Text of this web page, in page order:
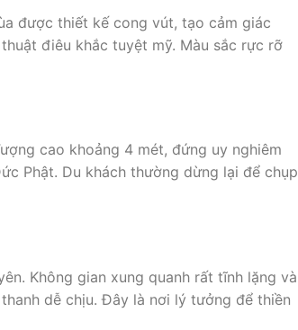
được thiết kế cong vút, tạo cảm giác
điêu khắc tuyệt mỹ. Màu sắc rực rỡ
cao khoảng 4 mét, đứng uy nghiêm
Phật. Du khách thường dừng lại để chụp
Không gian xung quanh rất tĩnh lặng và
dễ chịu. Đây là nơi lý tưởng để thiền